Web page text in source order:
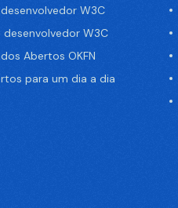
W3C
W3C
Abertos OKFN
para um dia a dia